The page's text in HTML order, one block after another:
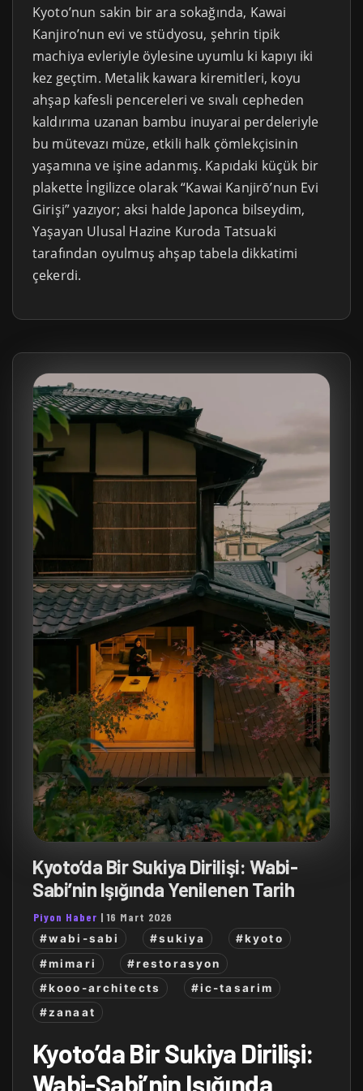
Kyoto’nun sakin bir ara sokağında, Kawai
Kanjiro’nun evi ve stüdyosu, şehrin tipik
machiya evleriyle öylesine uyumlu ki kapıyı iki
kez geçtim. Metalik kawara kiremitleri, koyu
ahşap kafesli pencereleri ve sıvalı cepheden
kaldırıma uzanan bambu inuyarai perdeleriyle
bu mütevazı müze, etkili halk çömlekçisinin
yaşamına ve işine adanmış. Kapıdaki küçük bir
plakette İngilizce olarak “Kawai Kanjirō’nun Evi
Girişi” yazıyor; aksi halde Japonca bilseydim,
Yaşayan Ulusal Hazine Kuroda Tatsuaki
tarafından oyulmuş ahşap tabela dikkatimi
çekerdi.
Kyoto’da Bir Sukiya Dirilişi: Wabi-
Sabi’nin Işığında Yenilenen Tarih
Piyon Haber |16 Mart 2026
#wabi-sabi #sukiya
#kyoto
#mimari
#restorasyon
#kooo-architects
#ic-tasarim
#zanaat
Kyoto’da Bir Sukiya Dirilişi:
Wabi-Sabi’nin Işığında